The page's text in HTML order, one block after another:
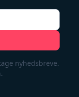
nyhedsbreve.